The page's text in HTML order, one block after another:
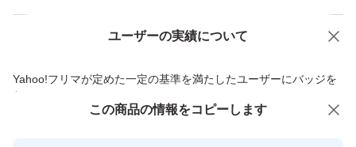
★迅速かつ丁寧なお取り引きを心掛けております。
【プリマヴィスタ ブライトチャージ パウダー オークル03
ユーザーの実績について
Yahoo!フリマが定めた一定の基準を満たしたユーザーにバッジを
付与しています
価格の相談 商品への質問
この商品の情報をコピーします
この商品をみている人にオススメ